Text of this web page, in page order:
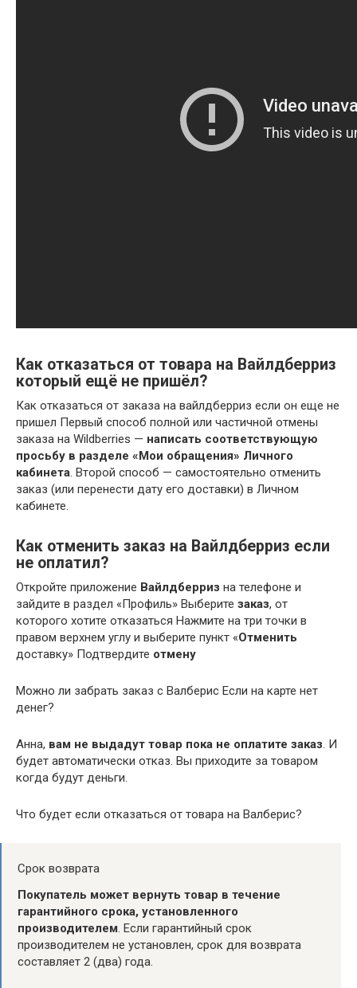
Как отказаться от товара на Вайлдберриз
который ещё не пришёл?
Как отказаться от заказа на вайлдберриз если он еще не
пришел Первый способ полной или частичной отмены
заказа на Wildberries — написать соответствующую
просьбу в разделе «Мои обращения» Личного
кабинета. Второй способ — самостоятельно отменить
заказ (или перенести дату его доставки) в Личном
кабинете.
Как отменить заказ на Вайлдберриз если
не оплатил?
Откройте приложение Вайлдберриз на телефоне и
зайдите в раздел «Профиль» Выберите заказ, от
которого хотите отказаться Нажмите на три точки в
правом верхнем углу и выберите пункт «Отменить
доставку» Подтвердите отмену
Можно ли забрать заказ с Валберис Если на карте нет
денег?
Анна, вам не выдадут товар пока не оплатите заказ. И
будет автоматически отказ. Вы приходите за товаром
когда будут деньги.
Что будет если отказаться от товара на Валберис?
Срок возврата
Покупатель может вернуть товар в течение
гарантийного срока, установленного
производителем. Если гарантийный срок
производителем не установлен, срок для возврата
составляет 2 (два) года.